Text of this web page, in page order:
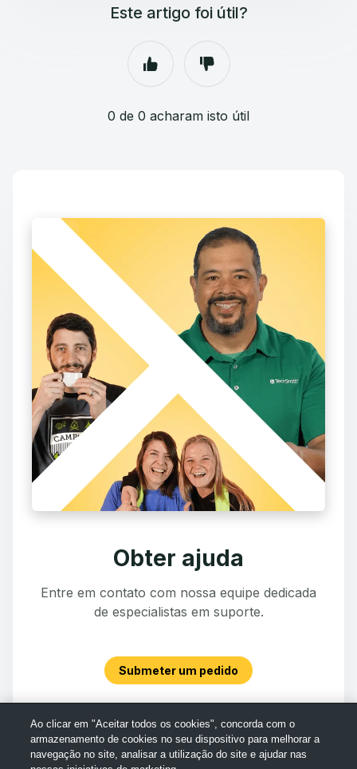
Este artigo foi útil?
0 de 0 acharam isto útil
Obter ajuda
Entre em contato com nossa equipe dedicada
de especialistas em suporte.
Submeter um pedido
Ao clicar em "Aceitar todos os cookies", concorda com o
armazenamento de cookies no seu dispositivo para melhorar a
navegação no site, analisar a utilização do site e ajudar nas